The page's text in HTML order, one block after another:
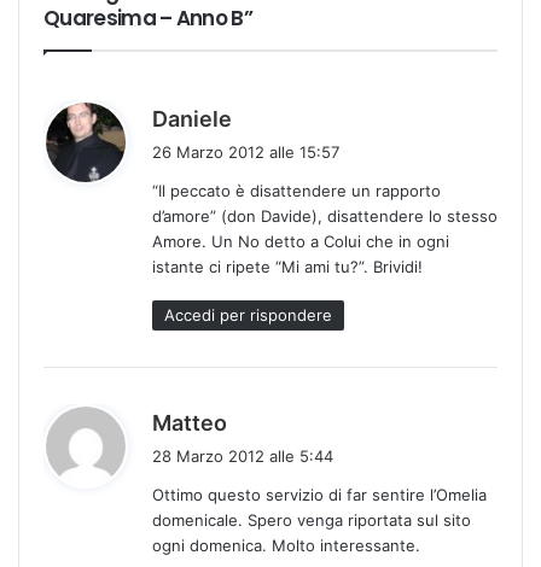
Quaresima – Anno B”
Daniele
e
t
o
26 Marzo 2012 alle 15:57
“Il peccato è disattendere un rapporto
d’amore” (don Davide), disattendere lo stesso
Amore. Un No detto a Colui che in ogni
istante ci ripete “Mi ami tu?”. Brividi!
Accedi per rispondere
Matteo
e
t
t
28 Marzo 2012 alle 5:44
Ottimo questo servizio di far sentire l’Omelia
domenicale. Spero venga riportata sul sito
ogni domenica. Molto interessante.